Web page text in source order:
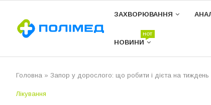
ЗАХВОРЮВАННЯ
НОВИНИ
HOT
Головна » Запор у дорослого: що робити і дієта на тиждень
Лікування